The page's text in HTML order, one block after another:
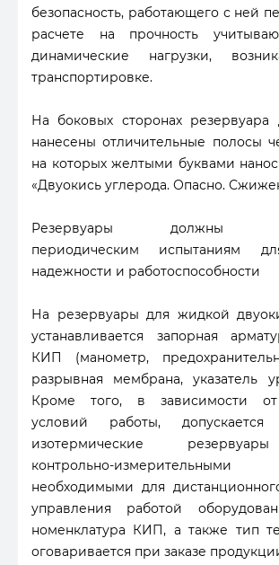
безопасность, работающего с ней
расчете на прочность
динамические нагрузки,
транспортировке.
На боковых сторонах
нанесены отличительные полосы
на которых желтыми буквами
«Двуокись углерода. Опасно.
Резервуары должны
периодическим испытаниям
надежности и работоспособности
На резервуары для жидкой
устанавливается запорная
КИП (манометр,
разрывная мембрана, указатель
Кроме того, в зависимости от
условий работы, допускается
изотермические
контрольно-измерительными
необходимыми для
управления работой
номенклатура КИП, а также тип
оговаривается при заказе